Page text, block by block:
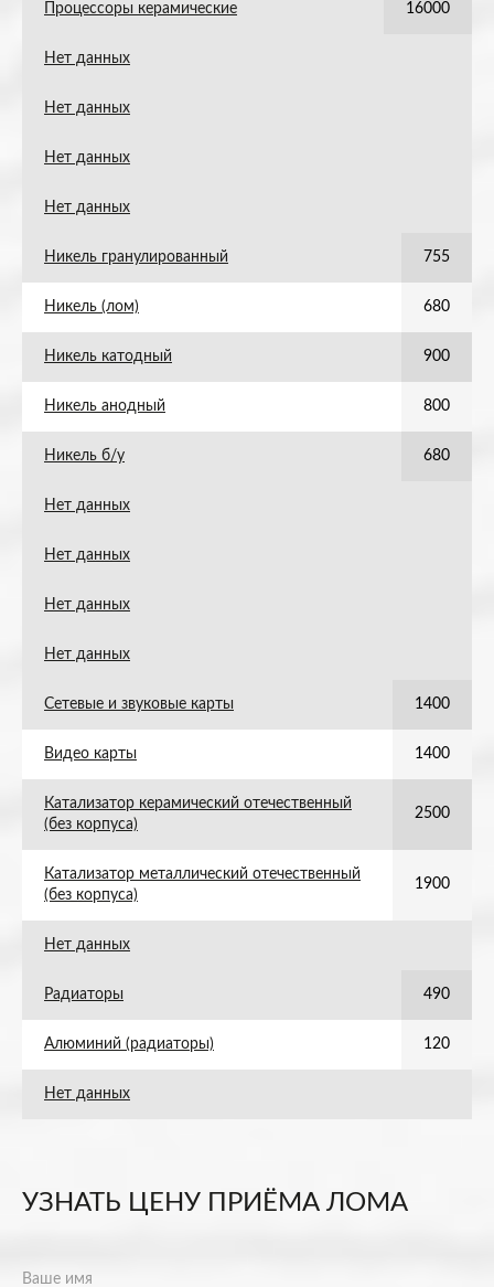
Процессоры керамические 16000
Нет данных
Нет данных
Нет данных
Нет данных
Никель гранулированный 755
Никель (лом) 680
Никель катодный 900
Никель анодный 800
Никель б/у 680
Нет данных
Нет данных
Нет данных
Нет данных
Сетевые и звуковые карты 1400
Видео карты 1400
Катализатор керамический отечественный
(без корпуса)
2500
Катализатор металлический отечественный
(без корпуса)
1900
Нет данных
Радиаторы 490
Алюминий (радиаторы) 120
Нет данных
УЗНАТЬ ЦЕНУ ПРИЁМА ЛОМА